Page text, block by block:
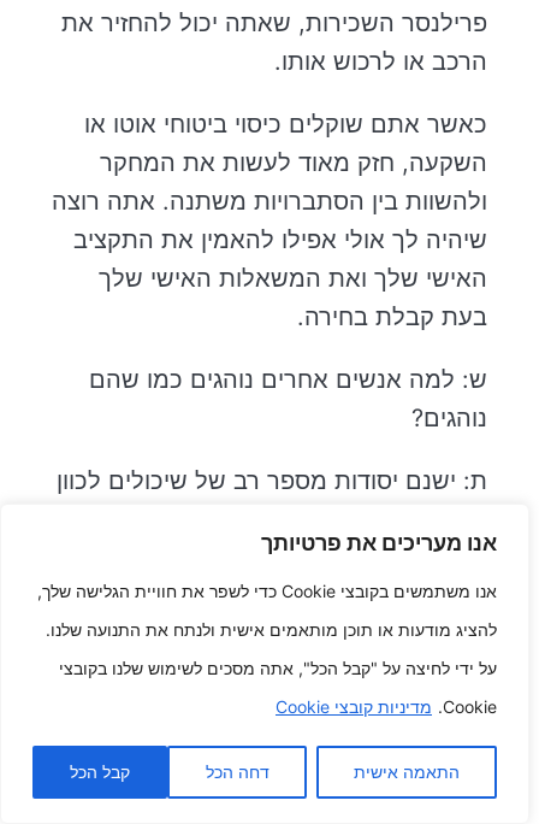
אנו מעריכים את פרטיותך
אנו משתמשים בקובצי Cookie כדי לשפר את חוויית הגלישה שלך,
להציג מודעות או תוכן מותאמים אישית ולנתח את התנועה שלנו.
על ידי לחיצה על "קבל הכל", אתה מסכים לשימוש שלנו בקובצי
Cookie. מדיניות קובצי Cookie
התאמה אישית דחה הכל קבל הכל
פרילנסר השכירות, שאתה יכול להחזיר את
הרכב או לרכוש אותו.
כאשר אתם שוקלים כיסוי ביטוחי אוטו או
השקעה, חזק מאוד לעשות את המחקר
ולהשוות בין הסתברויות משתנה. אתה רוצה
שיהיה לך אולי אפילו להאמין את התקציב
האישי שלך ואת המשאלות האישי שלך
בעת קבלת בחירה.
ש: למה אנשים אחרים נוהגים כמו שהם
נוהגים?
ת: ישנם יסודות מספר רב של שיכולים לכוון
נוהגים, מכיל האישיות שלהם ממש, שיטה
הרוח שלהם ממש ותנאי הדרך. יש אנשים
שמוצאים את עצמם נהגים אגרסיביים יותר,
בנוסף שאחרים זהירים יותר. יש אנשים
אחרים שיש להם נטייה יותר להגביר או
להגביר את הדלת האחורית לאחר שהם